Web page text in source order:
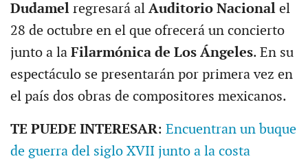
Dudamelregresará al Auditorio Nacionalel
28 de octubre en el que ofrecerá un concierto
junto a la Filarmónica de Los Ángeles. En su
espectáculo se presentarán por primera vez en
el país dos obras de compositores mexicanos.
TE PUEDE INTERESAR: Encuentran un buque
de guerra del siglo XVII junto a la costa